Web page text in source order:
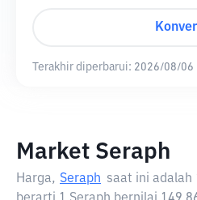
Terakhir diperbarui: 2026/08/06
Market Seraph
Harga, Seraph saat ini adalah